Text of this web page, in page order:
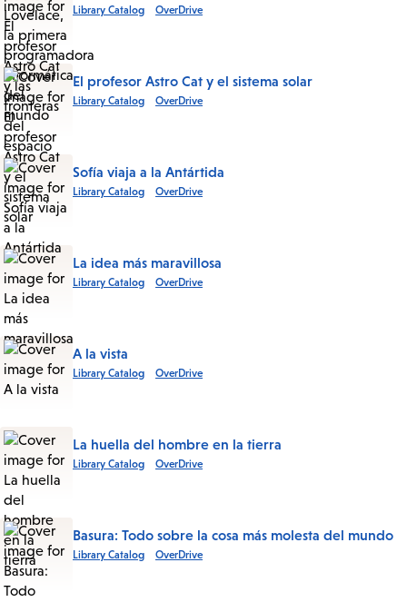
Library Catalog OverDrive
El profesor Astro Cat y el sistema solar
Library Catalog OverDrive
Sofía viaja a la Antártida
Library Catalog OverDrive
La idea más maravillosa
Library Catalog OverDrive
A la vista
Library Catalog OverDrive
La huella del hombre en la tierra
Library Catalog OverDrive
Basura: Todo sobre la cosa más molesta del mundo
Library Catalog OverDrive